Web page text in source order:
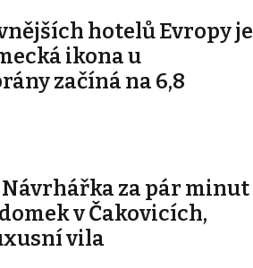
hotelů Evropy je
ikona u
začíná na 6,8
Návrhářka za pár minut
v Čakovicích,
vila